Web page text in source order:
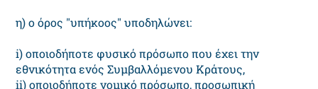
η) ο όρος "υπήκοος" υποδηλώνει:
i) οποιοδήποτε φυσικό πρόσωπο που έχει την
εθνικότητα ενός Συμβαλλόμενου Κράτους,
ii) οποιοδήποτε νομικό πρόσωπο, προσωπική